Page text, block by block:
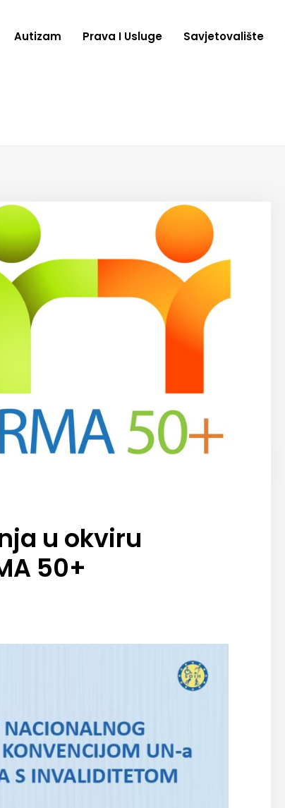
Autizam Prava I Usluge Savjetovalište
u okviru
50+